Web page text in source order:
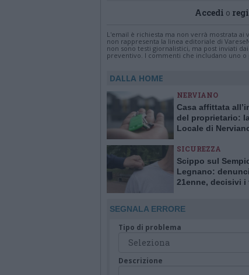
Accedi o
L'email è richiesta ma non verrà mostrata
non rappresenta la linea editoriale di
non sono testi giornalistici, ma post inviati
preventivo. I commenti che includano uno
DALLA HOME
NERVIANO
Casa affittata
del proprietario:
Locale di
SICUREZZA
Scippo sul
Legnano:
21enne, decisivi i
SEGNALA ERRORE
Tipo di problema
Descrizione